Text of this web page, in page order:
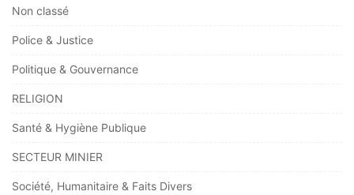
Non classé
Police & Justice
Politique & Gouvernance
RELIGION
Santé & Hygiène Publique
SECTEUR MINIER
Société, Humanitaire & Faits Divers